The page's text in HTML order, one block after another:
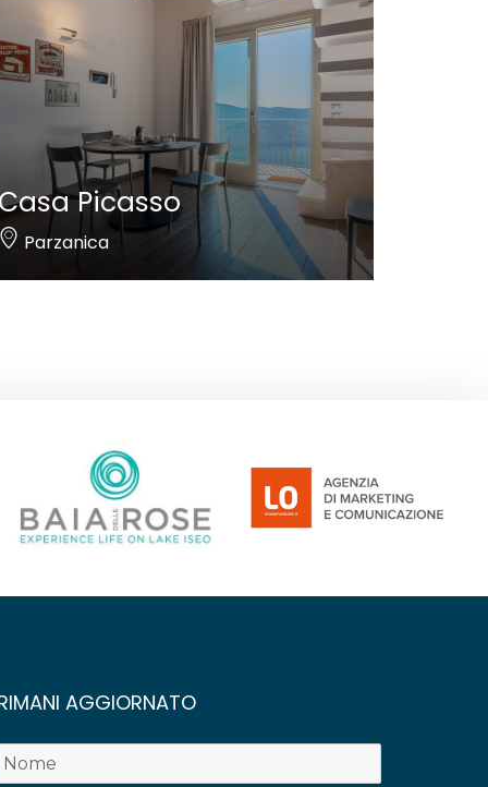
Picasso
Parzanica
AGGIORNATO